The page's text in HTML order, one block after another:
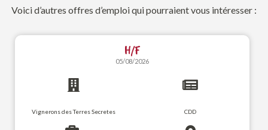
Voici d’autres offres d’emploi qui pourraient vous intéresser :
H/F
05/08/2026
Vignerons des Terres Secretes CDD